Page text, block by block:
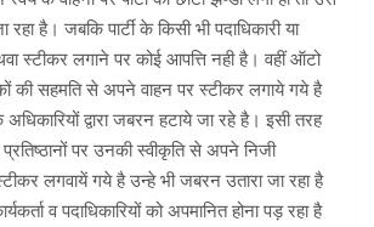
है। जबकि पार्टी के किसी भी पदाधिकारी या
स्टीकर लगाने पर कोई आपत्ति नही है। वहीं ऑटो
की सहमति से अपने वाहन पर स्टीकर लगाये गये है
द्वारा जबरन हटाये जा रहे है। इसी तरह
पर उनकी स्वीकृति से अपने निजी
लगवायें गये है उन्हे भी जबरन उतारा जा रहा है
व पदाधिकारियों को अपमानित होना पड़ रहा है